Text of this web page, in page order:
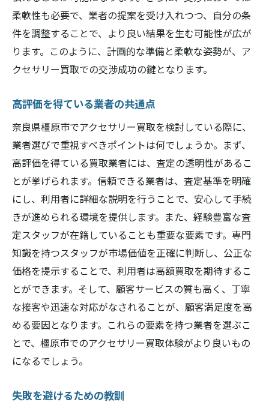
柔軟性も必要で、業者の提案を受け入れつつ、自分の条
件を調整することで、より良い結果を生む可能性が広が
ります。このように、計画的な準備と柔軟な姿勢が、ア
クセサリー買取での交渉成功の鍵となります。
高評価を得ている業者の共通点
奈良県橿原市でアクセサリー買取を検討している際に、
業者選びで重視すべきポイントは何でしょうか。まず、
高評価を得ている買取業者には、査定の透明性があるこ
とが挙げられます。信頼できる業者は、査定基準を明確
にし、利用者に詳細な説明を行うことで、安心して手続
きが進められる環境を提供します。また、経験豊富な査
定スタッフが在籍していることも重要な要素です。専門
知識を持つスタッフが市場価値を正確に判断し、公正な
価格を提示することで、利用者は高額買取を期待するこ
とができます。そして、顧客サービスの質も高く、丁寧
な接客や迅速な対応がなされることが、顧客満足度を高
める要因となります。これらの要素を持つ業者を選ぶこ
とで、橿原市でのアクセサリー買取体験がより良いもの
になるでしょう。
失敗を避けるための教訓